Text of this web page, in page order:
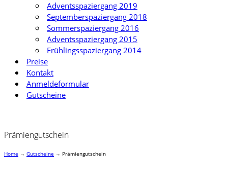
Adventsspaziergang 2019
Septemberspaziergang 2018
Sommerspaziergang 2016
Adventsspaziergang 2015
Frühlingsspaziergang 2014
Preise
Kontakt
Anmeldeformular
Gutscheine
Prämiengutschein
Home → Gutscheine → Prämiengutschein